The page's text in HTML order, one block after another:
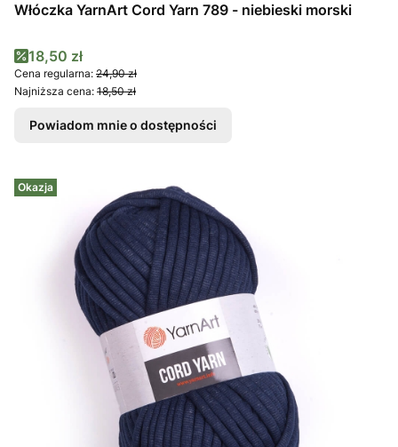
Włóczka YarnArt Cord Yarn 789 - niebieski morski
Cena promocyjna
18,50 zł
Cena regularna: 24,90 zł
Najniższa cena: 18,50 zł
Powiadom mnie o dostępności
Okazja